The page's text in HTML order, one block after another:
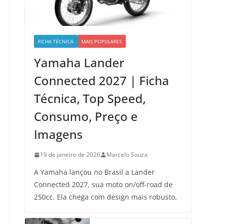
FICHA TÉCNICA MAIS POPULARES
Yamaha Lander
Connected 2027 | Ficha
Técnica, Top Speed,
Consumo, Preço e
Imagens
19 de janeiro de 2026 Marcelo Souza
A Yamaha lançou no Brasil a Lander
Connected 2027, sua moto on/off-road de
250cc. Ela chega com design mais robusto,